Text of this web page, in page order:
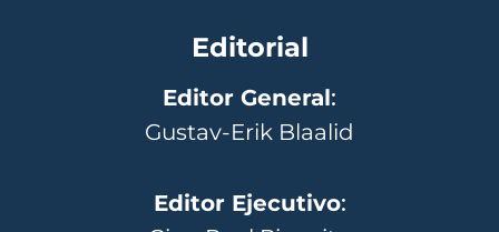
Editorial
Editor General:
Gustav-Erik Blaalid
Editor Ejecutivo: